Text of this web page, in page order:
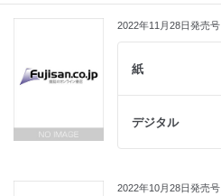
2022年11月28日発売号
紙
デジタル
2022年10月28日発売号